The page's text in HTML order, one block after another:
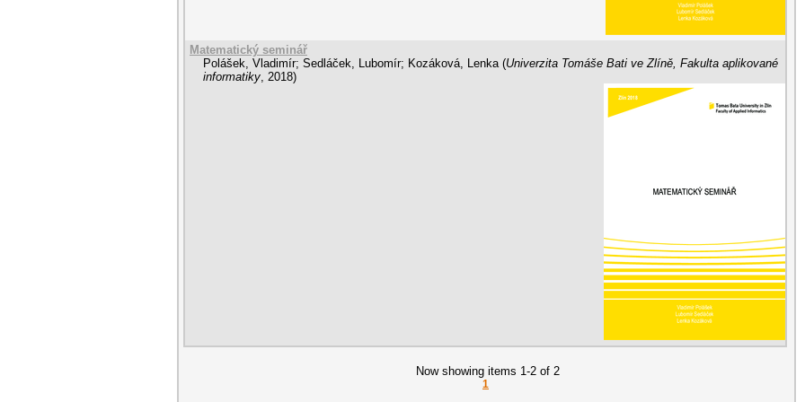
Matematický seminář
Polášek, Vladimír; Sedláček, Lubomír; Kozáková, Lenka (Univerzita Tomáše Bati ve Zlíně, Fakulta aplikované
informatiky 2018)
Now showing items 1-2 of 2
1